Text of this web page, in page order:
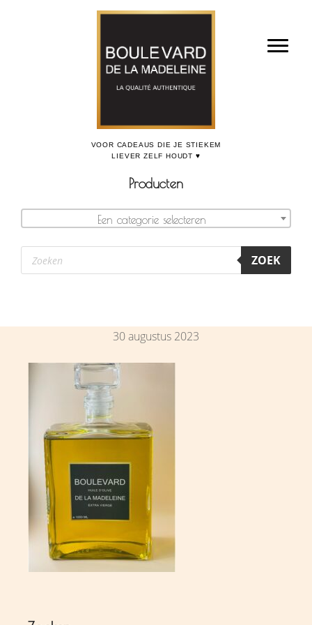
Producten
Een categorie selecteren
Producten
zoeken ZOEK
30 augustus 2023